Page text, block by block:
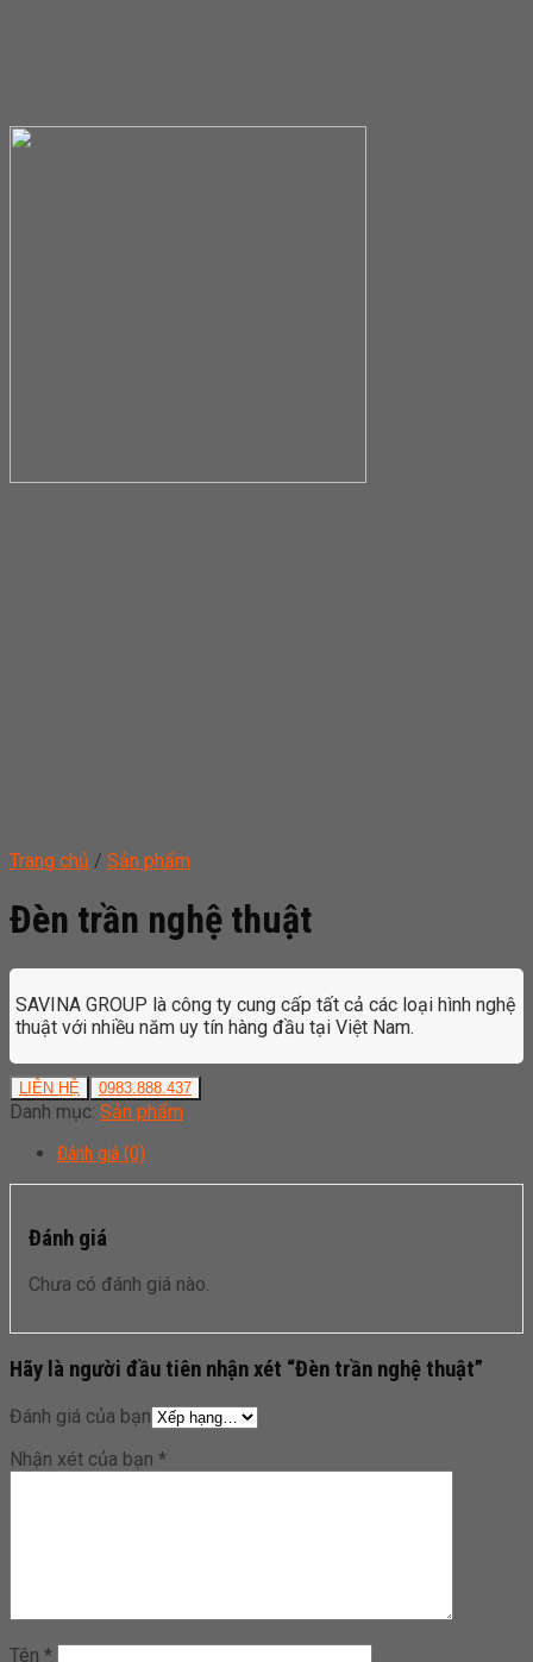
Trang chủ / Sản phẩm
Đèn trần nghệ thuật
SAVINA GROUP là công ty cung cấp tất cả các loại hình nghệ
thuật với nhiều năm uy tín hàng đầu tại Việt Nam.
LIÊN HỆ 0983.888.437
Danh mục: Sản phẩm
Đánh giá (0)
Đánh giá
Chưa có đánh giá nào.
Hãy là người đầu tiên nhận xét “Đèn trần nghệ thuật”
Đánh giá của bạn
Nhận xét của bạn *
Tên *